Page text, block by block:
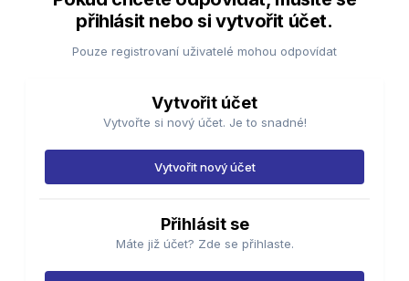
přihlásit nebo si vytvořit účet.
Pouze registrovaní uživatelé mohou odpovídat
Vytvořit účet
Vytvořte si nový účet. Je to snadné!
Vytvořit nový účet
Přihlásit se
Máte již účet? Zde se přihlaste.